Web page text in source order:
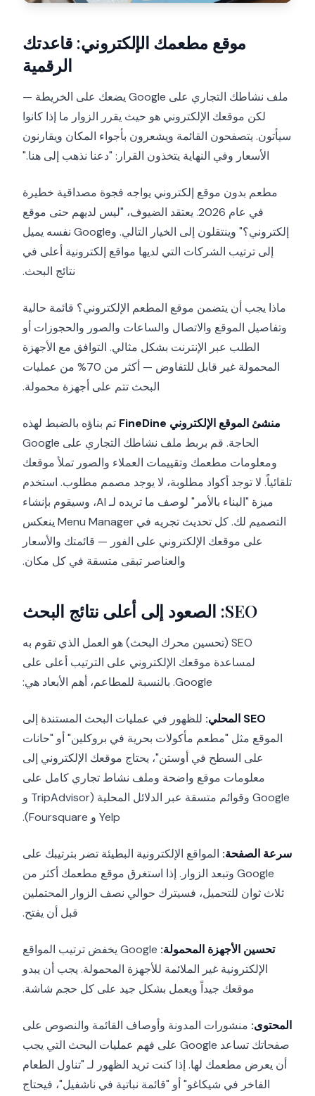
موقع مطعمك الإلكتروني: قاعدتك
الرقمية
ملف نشاطك التجاري على Google يضعك على الخريطة —
لكن موقعك الإلكتروني هو حيث يقرر الزوار ما إذا كانوا
سيأتون. يتصفحون القائمة ويشعرون بأجواء المكان ويقارنون
الأسعار وفي النهاية يتخذون القرار: "دعنا نذهب إلى هنا."
مطعم بدون موقع إلكتروني يواجه فجوة مصداقية خطيرة
في عام 2026. يعتقد الضيوف، "ليس لديهم حتى موقع
إلكتروني؟" وينتقلون إلى الخيار التالي. وGoogle نفسه يميل
إلى ترتيب الشركات التي لديها مواقع إلكترونية أعلى في
نتائج البحث.
ماذا يجب أن يتضمن موقع المطعم الإلكتروني؟ قائمة حالية
وتفاصيل الموقع والاتصال والساعات والصور والحجوزات أو
الطلب عبر الإنترنت بشكل مثالي. التوافق مع الأجهزة
المحمولة غير قابل للتفاوض — أكثر من 70% من عمليات
البحث تتم على أجهزة محمولة.
منشئ الموقع الإلكتروني FineDine
تم بناؤه بالضبط لهذه
الحاجة. قم بربط ملف نشاطك التجاري على Google
ومعلومات مطعمك وتقييمات العملاء والصور تملأ موقعك
تلقائياً. لا توجد أكواد مطلوبة، لا يوجد مصمم مطلوب. استخدم
ميزة "البناء بالأمر" لوصف ما تريده لـ AI، وسيقوم بإنشاء
التصميم لك. كل تحديث تجريه في Menu Manager ينعكس
على موقعك الإلكتروني على الفور — قائمتك والأسعار
والعناصر تبقى متسقة في كل مكان.
SEO: الصعود إلى أعلى نتائج البحث
SEO (تحسين محرك البحث) هو العمل الذي تقوم به
لمساعدة موقعك الإلكتروني على الترتيب أعلى على
Google. بالنسبة للمطاعم، أهم الأبعاد هي:
SEO المحلي:
للظهور في عمليات البحث المستندة إلى
الموقع مثل "مطعم مأكولات بحرية في بروكلين" أو "حانات
على السطح في أوستن"، يحتاج موقعك الإلكتروني إلى
معلومات موقع واضحة وملف نشاط تجاري كامل على
Google وقوائم متسقة عبر الدلائل المحلية (TripAdvisor و
Yelp و Foursquare).
سرعة الصفحة: المواقع الإلكترونية البطيئة تضر بترتيبك على
Google وتبعد الزوار. إذا استغرق موقع مطعمك أكثر من
ثلاث ثوان للتحميل، فسيترك حوالي نصف الزوار المحتملين
قبل أن يفتح.
تحسين الأجهزة المحمولة:
Google يخفض ترتيب المواقع
الإلكترونية غير الملائمة للأجهزة المحمولة. يجب أن يبدو
موقعك جيداً ويعمل بشكل جيد على كل حجم شاشة.
المحتوى: منشورات المدونة وأوصاف القائمة والنصوص على
صفحاتك تساعد Google على فهم عمليات البحث التي يجب
أن يعرض مطعمك لها. إذا كنت تريد الظهور لـ "تناول الطعام
الفاخر في شيكاغو" أو "قائمة نباتية في ناشفيل"، فيحتاج